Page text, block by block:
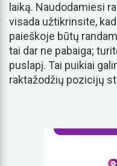
laiką. Naudodamiesi
visada užtikrinsite,
paieškoje būtų
tai dar ne pabaiga;
puslapį. Tai puikiai
raktažodžių pozicijų